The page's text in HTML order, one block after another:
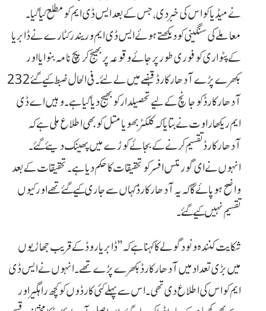
نے میڈیا کو اس کی خبر دی، جس کے بعد ایس ڈی ایم کو مطلع کیا گیا۔
معاملے کی سنگینی کو دیکھتے ہوئے ایس ڈی ایم وریندر کٹارے نے ڈابریا
کے پٹواری کو فوری طور پر جائے وقوعہ پر بھیج کر پچ نامہ بنوایا اور
بکھرے پڑے آدھار کارڈ قبضے میں لے لئے۔ فی الحال ضبط کیے گئے 232
آدھار کارڈ کو جانچ کے لیے تحصیلدار کو بھیج دیا گیا ہے۔ وہیں اے ڈی
ایم ریکھا راوت نے بتایا کہ کلکٹر بھویا متل کو بھی اطلاع ملی ہے کہ
آدھار کارڈ تقسیم کرنے کے بجائے کوڑے میں پھینک دیئے گئے۔
انہوں نے ای گورننس افسر کو تحقیقات کا حکم دیا ہے۔ تحقیقات کے بعد
واضح ہو پائے گا کہ یہ آدھار کارڈ کہاں سے جاری کیے گئے تھے اور کیوں
تقسیم نہیں کیے گئے۔
شکایت کنندہ ونود گولے کا کہنا ہے کہ ’’ڈابریا روڈ کے قریب جھاڑیوں
میں بڑی تعداد میں آدھار کارڈ بکھرے پڑے تھے۔ انہوں نے ایس ڈی
ایم کو اس کی اطلاع دی تھی۔ اس سے پہلے کئی کارڈوں کو کچھ راہگیر اور